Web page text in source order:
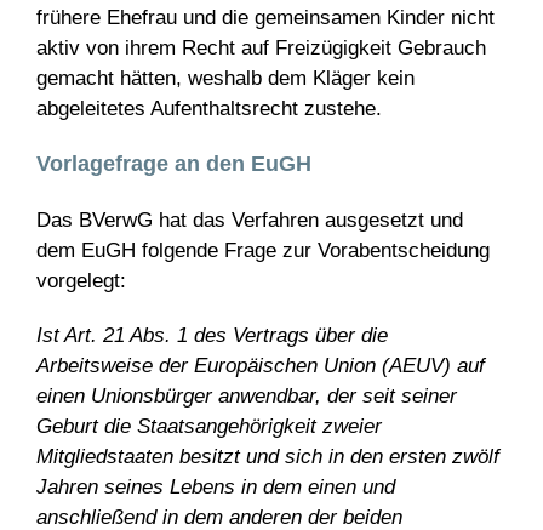
frühere Ehefrau und die gemeinsamen Kinder nicht
aktiv von ihrem Recht auf Freizügigkeit Gebrauch
gemacht hätten, weshalb dem Kläger kein
abgeleitetes Aufenthaltsrecht zustehe.
Vorlagefrage an den EuGH
Das BVerwG hat das Verfahren ausgesetzt und
dem EuGH folgende Frage zur Vorabentscheidung
vorgelegt:
Ist Art. 21 Abs. 1 des Vertrags über die
Arbeitsweise der Europäischen Union (AEUV) auf
einen Unionsbürger anwendbar, der seit seiner
Geburt die Staatsangehörigkeit zweier
Mitgliedstaaten besitzt und sich in den ersten zwölf
Jahren seines Lebens in dem einen und
anschließend in dem anderen der beiden